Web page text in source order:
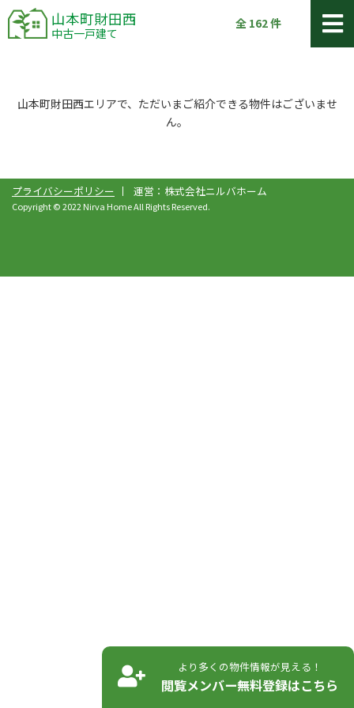
山本町財田西
中古一戸建て
全 162件
山本町財田西エリアで、ただいまご紹介できる物件はございませ
ん。
プライバシーポリシー 運営：株式会社ニルバホーム
Copyright © 2022 Nirva Home All Rights Reserved.
より多くの物件情報が見える！
閲覧メンバー無料登録はこちら